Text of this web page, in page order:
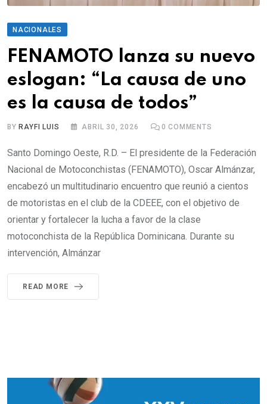
NACIONALES
FENAMOTO lanza su nuevo
eslogan: “La causa de uno
es la causa de todos”
BY RAYFI LUIS ABRIL 30, 2026 0 COMMENTS
Santo Domingo Oeste, R.D. – El presidente de la Federación
Nacional de Motoconchistas (FENAMOTO), Oscar Almánzar,
encabezó un multitudinario encuentro que reunió a cientos
de motoristas en el club de la CDEEE, con el objetivo de
orientar y fortalecer la lucha a favor de la clase
motoconchista de la República Dominicana. Durante su
intervención, Almánzar
READ MORE